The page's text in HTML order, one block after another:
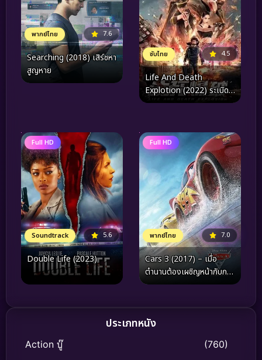
พากย์ไทย 7.6
Searching (2018) เสิร์ชหา
สูญหาย
ซับไทย 4.5
Life And Death
Explotion (2022) ระเบิด
ฆ่า ล่าล้างเมือง
Full HD
Soundtrack 5.6
Double Life (2023)
Full HD
พากย์ไทย 7.0
Cars 3 (2017) – เมื่อ
ตำนานต้องเผชิญหน้ากับกาล
เวลา และบทพิสูจน์แห่งจิต
ประเภทหนัง
Action บู๊ (760)